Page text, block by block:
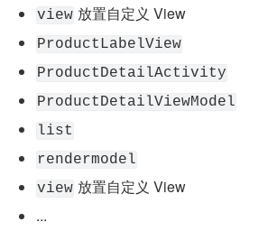
view 放置自定义 View
ProductLabelView
ProductDetailActivity
ProductDetailViewModel
list
rendermodel
view 放置自定义 View
...